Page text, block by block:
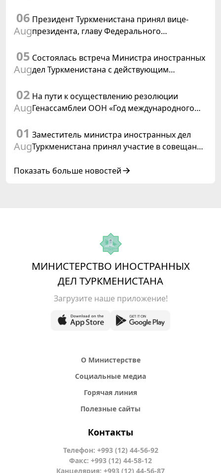
Туркменистане
06
Aug
Президент Туркменистана принял вице-
президента, главу Федерального
Швейцарской Конфедерации
05
Aug
Состоялась встреча Министра иностранных
дел Туркменистана с действующим
02
Aug
На пути к осуществлению резолюции
Генассамблеи ООН «Год международного
Туркменистаном
01
Aug
Заместитель министра иностранных дел
Туркменистана принял участие в совещании
сотрудничества «Центральная Азия –
Показать больше новостей
МИНИСТЕРСТВО ИНОСТРАННЫХ
ДЕЛ ТУРКМЕНИСТАНА
Загрузите наше приложение!
О Министерстве
Социальные медиа
Горячая линия
Полезные сайты
Контакты
Телефон: +993 (12) 44-56-92
Факс: +993 (12) 44-58-12
Канцелярия: +993 (12) 44-56-87